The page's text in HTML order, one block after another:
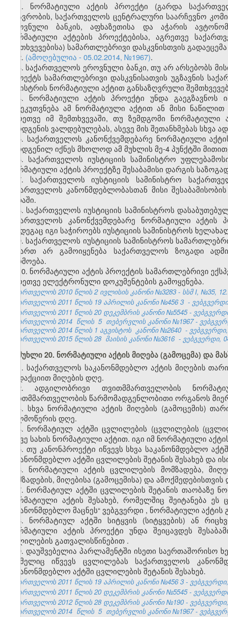
1. ნორმატიული აქტის პროექტი (გარდა
მთავრობის, საქართველოს ცენტრალური საარჩევნო
ეროვნული ბანკის, აფხაზეთისა და აჭარის
ნორმატიული აქტების პროექტებისა, აგრეთვე
შემთხვევებისა) სამართლებრივი დასკვნისთვის
2. (ამოღებულია - 05.02.2014, №1967).
3. საქართველოს ეროვნული ბანკი, თუ არ არსებობს
პროექტს სამართლებრივი დასკვნისათვის უგზავნის
მინისტრის ნორმატიული აქტით განსაზღვრული
4. ნორმატიული აქტის პროექტი უნდა
განეკუთვნება ამ ნორმატიული აქტით ან მისი
აგრეთვე იმ შემთხვევაში, თუ ზემდგომი
წარდგენის ვალდებულებას, ასევე მის შეთანხმებას
5. საქართველოს კანონქვემდებარე ნორმატიული
წარდგენილ იქნეს მხოლოდ ამ მუხლის მე-4 პუნქტში
6. საქართველოს იუსტიციის სამინისტრო
ნორმატიული აქტის პროექტზე შესაბამისი დარგის
7. საქართველოს იუსტიციის სამინისტრო
საქართველოს კანონმდებლობასთან მისი
ვადაში.
8. საქართველოს იუსტიციის სამინისტროს
საქართველოს კანონქვემდებარე ნორმატიული
შემდეგაც იგი საჭიროებს იუსტიციის სამინისტროს
9. საქართველოს იუსტიციის სამინისტროს
მიმართ არ გამოიყენება საქართველოს ზოგადი
წარმოება.
10. ნორმატიული აქტის პროექტის სამართლებრივი
აგრეთვე ელექტრონული დოკუმენტების გამოყენება.
საქართველოს 2010 წლის 2 ივლისის კანონი №3283 - სსმ I, №35,
საქართველოს 2011 წლის 19 აპრილის კანონი №456 3 -
საქართველოს 2011 წლის 20 დეკემბრის კანონი №5545 -
საქართველოს 2014 წლის 5 თებერვლის კანონი №1967 -
საქართველოს 2014 წლის 1 აგვისტოს კანონი№2640 -
საქართველოს 2015 წლის 28 მაისის კანონი№3616 - ვებგვერდი,
მუხლი 20. ნორმატიული აქტის მიღება (გამოცემა) და
1. საქართველოს საკანონმდებლო აქტის მიღების
რედაქციით მიღების დღე.
2. ადგილობრივი თვითმმართველობის
თვითმმართველობის წარმომადგენლობითი ორგანოს
3. სხვა ნორმატიული აქტის მიღების (გამოცემის)
ხელმოწერის დღე.
4. ნორმატიულ აქტში ცვლილების (ცვლილების
იმავე სახის ნორმატიული აქტით. იგი იმ ნორმატიული
5. თუ კანონპროექტი იწვევს სხვა საკანონმდებლო
საკანონმდებლო აქტში ცვლილების შეტანის შესახებ და
6. ნორმატიული აქტის ცვლილების მომზადება,
მომზადების, მიღებისა (გამოცემისა) და
7. ნორმატიულ აქტში ცვლილების შეტანის თაობაზე
ნორმატიული აქტის შესახებ, რომელშიც შეიტანება
საკანონმდებლო მაცნეს“ ვებგვერდი , ნორმატიული აქტის
8. ნორმატიულ აქტში სიტყვის (სიტყვების)ან
ნორმატიული აქტის პროექტი უნდა შეიცავდეს
ცვლილების გათვალისწინებით .
9. დაუშვებელია პარლამენტში ისეთი საერთაშორისო
რომელიც იწვევს ცვლილებას საქართველოს
საკანონმდებლო აქტში ცვლილების შეტანის შესახებ.
საქართველოს 2011 წლის 19 აპრილის კანონი №456 3 -
საქართველოს 2011 წლის 20 დეკემბრის კანონი №5545 -
საქართველოს 2012 წლის 28 დეკემბრის კანონი №190 - ვებგვერდი,
საქართველოს 2014 წლის 5 თებერვლის კანონი №1967 -